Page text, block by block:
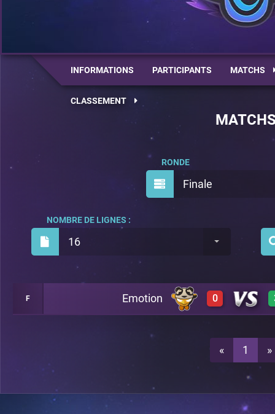
INFORMATIONS PARTICIPANTS MATCHS
CLASSEMENT
Finale
RONDE
16
NOMBRE DE LIGNES :
F Emotion 0
A5
A11
« 1 »